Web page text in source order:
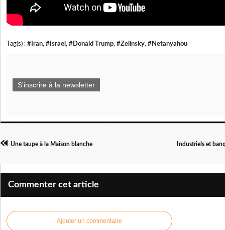
Tag(s) : #Iran, #Israel , #Donald Trump, #Zelinsky, #Netanyahou
S'inscrire à la newsletter
Une taupe à la Maison blanche Industriels et
Commenter cet article
Ajouter un commentaire